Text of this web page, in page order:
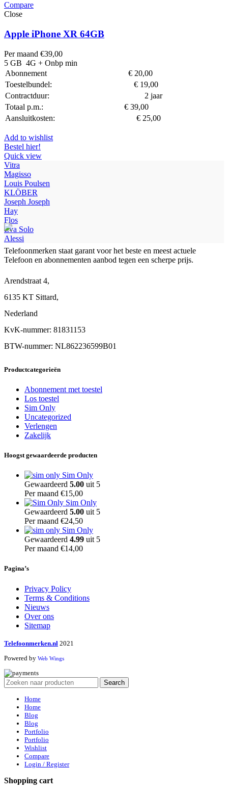
Compare
Close
Apple iPhone XR 64GB
Per maand €39,00
5 GB 4G + Onbp min
Abonnement
€ 20,00
Toestelbundel:
€ 19,00
Contractduur:
2 jaar
Totaal p.m.:
€ 39,00
Aansluitkosten:
€ 25,00
Add to wishlist
Bestel hier!
Quick view
Vitra
Magisso
Louis Poulsen
KLÖBER
Joseph Joseph
Hay
Flos
Eva Solo
Alessi
Telefoonmerken staat garant voor het beste en meest actuele
Telefoon en abonnementen aanbod tegen een scherpe prijs.
Arendstraat 4,
6135 KT Sittard,
Nederland
KvK-nummer: 81831153
BTW-nummer: NL862236599B01
Productcategorieën
Abonnement met toestel
Los toestel
Sim Only
Uncategorized
Verlengen
Zakelijk
Hoogst gewaardeerde producten
Sim Only
Gewaardeerd 5.00 uit 5
Per maand €15,00
Sim Only
Gewaardeerd 5.00 uit 5
Per maand €24,50
Sim Only
Gewaardeerd 4.99 uit 5
Per maand €14,00
Pagina’s
Privacy Policy
Terms & Conditions
Nieuws
Over ons
Sitemap
Telefoonmerken.nl 2021
Powered by Web Wings
Search
Home
Home
Blog
Blog
Portfolio
Portfolio
Wishlist
Compare
Login / Register
Shopping cart